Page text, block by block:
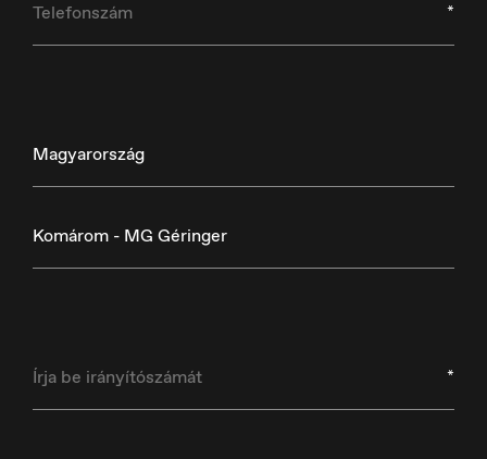
Dansk
*
Magyarország
Komárom - MG Géringer
*